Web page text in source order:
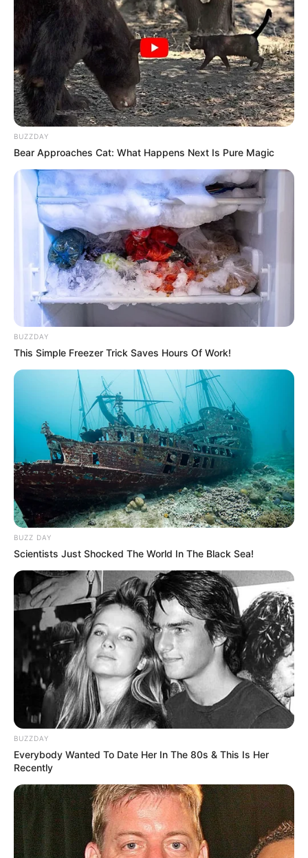
BUZZDAY
Bear Approaches Cat: What Happens Next Is Pure Magic
BUZZDAY
This Simple Freezer Trick Saves Hours Of Work!
BUZZ DAY
Scientists Just Shocked The World In The Black Sea!
BUZZDAY
Everybody Wanted To Date Her In The 80s & This Is Her
Recently